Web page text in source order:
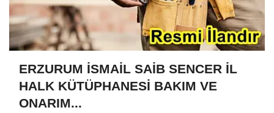
ERZURUM İSMAİL SAİB SENCER İL
HALK KÜTÜPHANESİ BAKIM VE
ONARIM...